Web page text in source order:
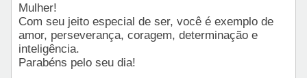
Mulher!
Com seu jeito especial de ser, você é exemplo de
amor, perseverança, coragem, determinação e
inteligência.
Parabéns pelo seu dia!